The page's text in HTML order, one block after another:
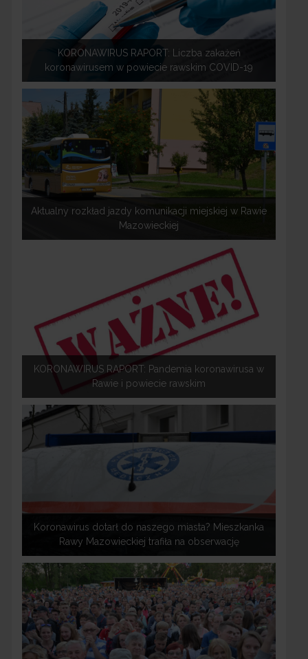
KORONAWIRUS RAPORT: Liczba zakażeń
koronawirusem w powiecie rawskim COVID-19
Aktualny rozkład jazdy komunikacji miejskiej w Rawie
Mazowieckiej
KORONAWIRUS RAPORT: Pandemia koronawirusa w
Rawie i powiecie rawskim
Koronawirus dotarł do naszego miasta? Mieszkanka
Rawy Mazowieckiej trafiła na obserwację